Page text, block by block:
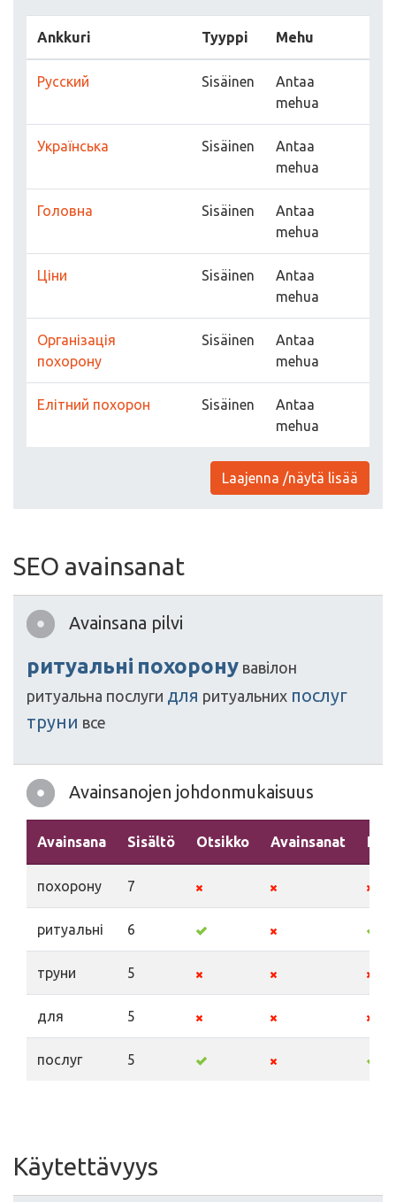
Ankkuri Tyyppi Mehu
Русский Sisäinen
Antaa
mehua
Українська Sisäinen
Antaa
mehua
Головна Sisäinen
Antaa
mehua
Ціни Sisäinen
Antaa
mehua
Організація
похорону
Sisäinen
Antaa
mehua
Елітний похорон Sisäinen
Antaa
mehua
Laajenna /näytä lisää
SEO avainsanat
Avainsana pilvi
ритуальні похорону вавілон
ритуальна послуги для ритуальних послуг
труни все
Avainsanojen johdonmukaisuus
Avainsana Sisältö Otsikko Avainsanat
похорону 7
ритуальні 6
труни 5
для 5
послуг 5
Käytettävyys